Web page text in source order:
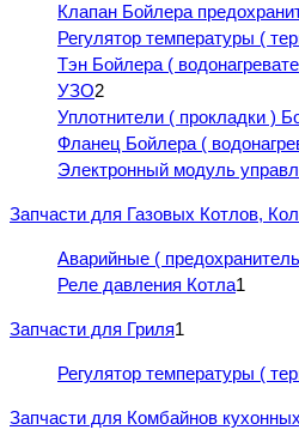
Клапан Бойлера
Регулятор температуры (
Тэн Бойлера (
УЗО2
Уплотнители ( прокладки )
Фланец Бойлера (
Электронный модуль
Запчасти для Газовых Котлов,
Аварийные (
Реле давления Котла1
Запчасти для Гриля1
Регулятор температуры (
Запчасти для Комбайнов кухонных